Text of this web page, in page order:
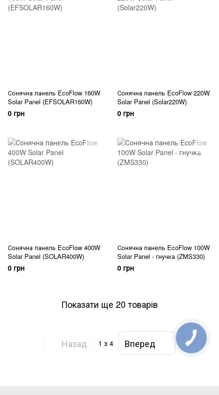
Сонячна панель EcoFlow 160W
Solar Panel (EFSOLAR160W)
0 грн
Сонячна панель EcoFlow 220W
Solar Panel (Solar220W)
0 грн
Сонячна панель EcoFlow 400W
Solar Panel (SOLAR400W)
0 грн
Сонячна панель EcoFlow 100W
Solar Panel - гнучка (ZMS330)
0 грн
Показати ще 20 товарів
Назад 1 з 4 Вперед